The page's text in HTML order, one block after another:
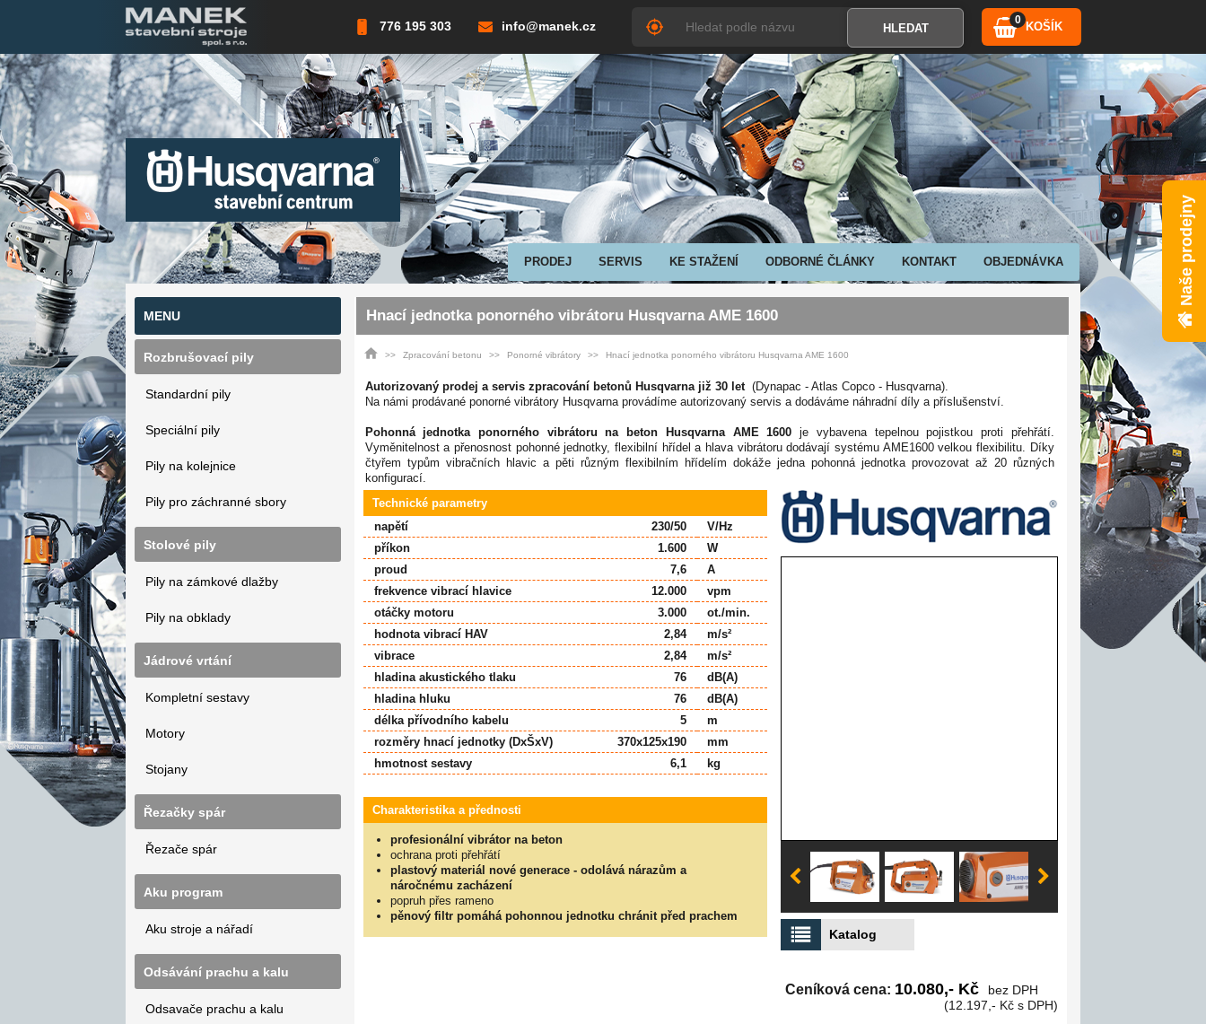
776 195 303 info@manek.cz 0 KOŠÍK
PRODEJ SERVIS KE STAŽENÍ ODBORNÉ ČLÁNKY KONTAKT OBJEDNÁVKA Naše prodejny
MENU
Rozbrušovací pily
Standardní pily
Speciální pily
Pily na kolejnice
Pily pro záchranné sbory
Stolové pily
Pily na zámkové dlažby
Pily na obklady
Jádrové vrtání
Kompletní sestavy
Motory
Stojany
Řezačky spár
Řezače spár
Aku program
Aku stroje a nářadí
Odsávání prachu a kalu
Odsavače prachu a kalu
Hnací jednotka ponorného vibrátoru Husqvarna AME 1600
Zpracování betonu Ponorné vibrátory Hnací jednotka ponorného vibrátoru Husqvarna AME 1600
Autorizovaný prodej a servis zpracování betonů Husqvarna již 30 let (Dynapac - Atlas Copco - Husqvarna).
Na námi prodávané ponorné vibrátory Husqvarna provádíme autorizovaný servis a dodáváme náhradní díly a příslušenství.
Pohonná jednotka ponorného vibrátoru na beton Husqvarna AME 1600je vybavena tepelnou pojistkou proti přehřátí.
Vyměnitelnost a přenosnost pohonné jednotky, flexibilní hřídel a hlava vibrátoru dodávají systému AME1600 velkou flexibilitu. Díky
čtyřem typům vibračních hlavic a pěti různým flexibilním hřídelím dokáže jedna pohonná jednotka provozovat až 20 různých
konfigurací.
Technické parametry
napětí
příkon
proud
frekvence vibrací hlavice
otáčky motoru
hodnota vibrací HAV
vibrace
hladina akustického tlaku
hladina hluku
délka přívodního kabelu
rozměry hnací jednotky (DxŠxV)
hmotnost sestavy
230/50
1.600
7,6
12.000
3.000
2,84
2,84
76
76
5
370x125x190
6,1
V/Hz
W
A
vpm
ot./min.
m/s²
m/s²
dB(A)
dB(A)
m
mm
kg
Charakteristika a přednosti
profesionální vibrátor na beton
ochrana proti přehřátí
plastový materiál nové generace - odolává nárazům a
náročnému zacházení
popruh přes rameno
pěnový filtr pomáhá pohonnou jednotku chránit před prachem
Katalog
Ceníková cena: 10.080,- Kč
bez DPH
(12.197,- Kč s DPH)